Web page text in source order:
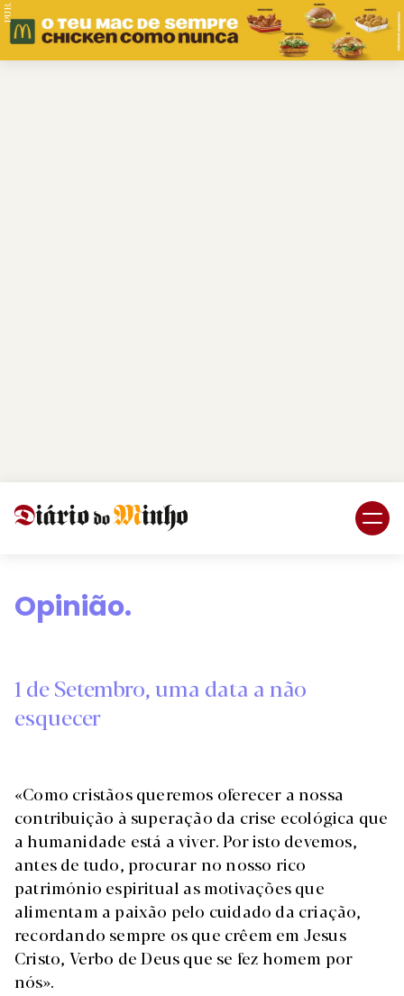
PUB.
Opinião.
1 de Setembro, uma data a não
esquecer
«Como cristãos queremos oferecer a nossa
contribuição à superação da crise ecológica que
a humanidade está a viver. Por isto devemos,
antes de tudo, procurar no nosso rico
património espiritual as motivações que
alimentam a paixão pelo cuidado da criação,
recordando sempre os que crêem em Jesus
Cristo, Verbo de Deus que se fez homem por
nós».